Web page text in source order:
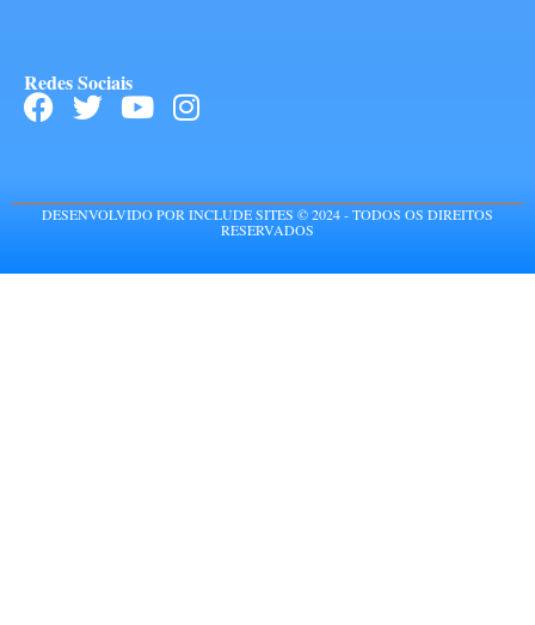
Redes Sociais
DESENVOLVIDO POR INCLUDE SITES © 2024 - TODOS OS DIREITOS
RESERVADOS